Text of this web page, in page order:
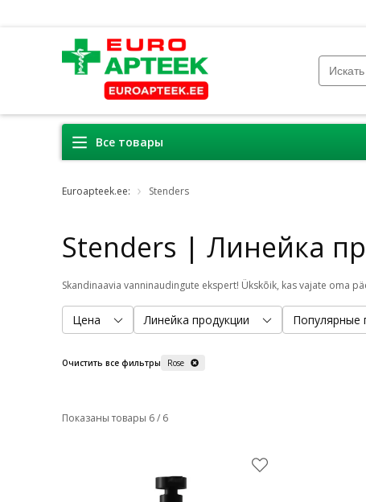
Все товары
Euroapteek.ee: Stenders
Stenders | Линейка
Цена Линейка продукции Популярные
Очистить все фильтры Rose
Показаны товары 6 / 6